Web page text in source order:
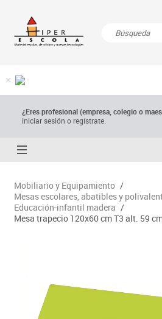
¿Eres profesional (empresa, colegio o
iniciar sesión o regístrate.
Mobiliario y Equipamiento /
Mesas escolares, abatibles y
Educación-infantil madera /
Mesa trapecio 120x60 cm T3 alt. 59